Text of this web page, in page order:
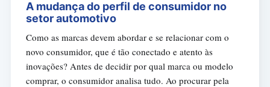
A mudança do perfil de consumidor no
setor automotivo
Como as marcas devem abordar e se relacionar com o
novo consumidor, que é tão conectado e atento às
inovações? Antes de decidir por qual marca ou modelo
comprar, o consumidor analisa tudo. Ao procurar pela